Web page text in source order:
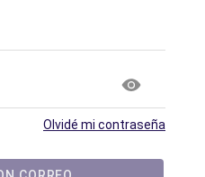
Olvidé mi contraseña